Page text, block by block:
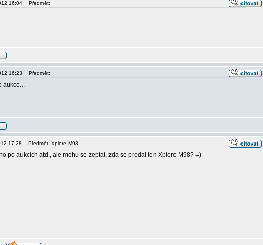
16:04 Předmět:
16:23 Předmět:
aukce...
17:28 Předmět: Xplore M98
po aukcích atd., ale mohu se zeptat, zda se prodal ten Xplore M98? =)